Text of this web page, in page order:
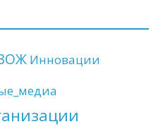
Инновации